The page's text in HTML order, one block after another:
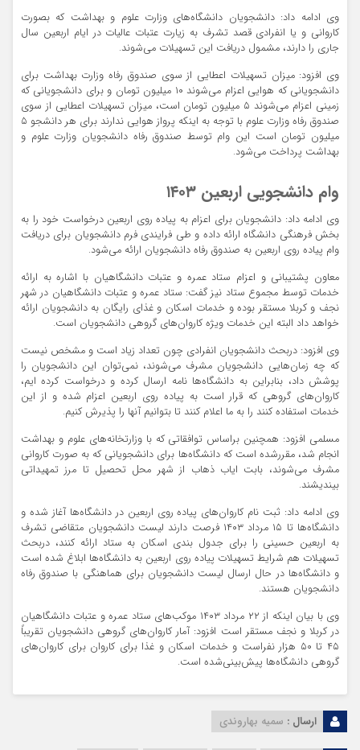
وی ادامه داد: دانشجویان دانشگاه‌های وزارت علوم و بهداشت که بصورت
کاروانی و یا انفرادی قصد تشرف به زیارت عتبات عالیات در ایام اربعین سال
جاری را دارند، مشمول دریافت این تسهیلات می‌شوند.
وی افزود: میزان تسهیلات اعطایی از سوی صندوق رفاه وزارت بهداشت برای
دانشجویانی که هوایی اعزام می‌شوند ۱۰ میلیون تومان و برای دانشجویانی که
زمینی اعزام می‌شوند ۵ میلیون تومان است، میزان تسهیلات اعطایی از سوی
صندوق رفاه وزارت علوم با توجه به اینکه پرواز هوایی ندارند برای هر دانشجو ۵
میلیون تومان است این وام توسط صندوق رفاه دانشجویان وزارت علوم و
بهداشت پرداخت می‌شود.
وام دانشجویی اربعین ۱۴۰۳
وی ادامه داد: دانشجویان برای اعزام به پیاده روی اربعین درخواست خود را به
بخش فرهنگی دانشگاه ارائه داده و طی فرایندی فرم دانشجویان برای دریافت
وام پیاده روی اربعین به صندوق رفاه دانشجویان ارائه می‌شود.
معاون پشتیبانی و اعزام ستاد عمره و عتبات دانشگاهیان با اشاره به ارائه
خدمات توسط مجموع ستاد نیز گفت: ستاد عمره و عتبات دانشگاهیان در شهر
نجف و کربلا مستقر بوده و خدمات اسکان و غذای رایگان به دانشجویان ارائه
خواهد داد البته این خدمات ویژه کاروان‌های گروهی دانشجویان است.
وی افزود: دربحث دانشجویان انفرادی چون تعداد زیاد است و مشخص نیست
که چه زمان‌هایی دانشجویان مشرف می‌شوند، نمی‌توان این دانشجویان را
پوشش داد، بنابراین به دانشگاه‌ها نامه ارسال کرده و درخواست کرده ایم،
کاروان‌های گروهی که قرار است به پیاده روی اربعین اعزام شده و از این
خدمات استفاده کنند را به ما اعلام کنند تا بتوانیم آنها را پذیرش کنیم.
مسلمی افزود: همچنین براساس توافقاتی که با وزارتخانه‌های علوم و بهداشت
انجام شد، مقررشده است که دانشگاه‌ها برای دانشجویانی که به صورت کاروانی
مشرف می‌شوند، بابت ایاب ذهاب از شهر محل تحصیل تا مرز تمهیداتی
بیندیشند.
وی ادامه داد: ثبت نام کاروان‌های پیاده روی اربعین در دانشگاه‌ها آغاز شده و
دانشگاه‌ها تا ۱۵ مرداد ۱۴۰۳ فرصت دارند لیست دانشجویان متقاضی تشرف
به اربعین حسینی را برای جدول بندی اسکان به ستاد ارائه کنند، دربحث
تسهیلات هم شرایط تسهیلات پیاده روی اربعین به دانشگاه‌ها ابلاغ شده است
و دانشگاه‌ها در حال ارسال لیست دانشجویان برای هماهنگی با صندوق رفاه
دانشجویان هستند.
وی با بیان اینکه از ۲۲ مرداد ۱۴۰۳ موکب‌های ستاد عمره و عتبات دانشگاهیان
در کربلا و نجف مستقر است افزود: آمار کاروان‌های گروهی دانشجویان تقریباً
۴۵ تا ۵۰ هزار نفراست و خدمات اسکان و غذا برای کاروان برای کاروان‌های
گروهی دانشگاه‌ها پیش‌بینی‌شده است.
ارسال : سمیه بهاروندی